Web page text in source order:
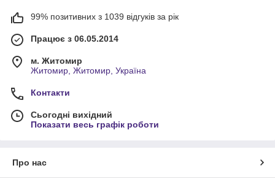
99% позитивних з 1039 відгуків за рік
Працює з 06.05.2014
м. Житомир
Житомир, Житомир, Україна
Контакти
Сьогодні вихідний
Показати весь графік роботи
Про нас